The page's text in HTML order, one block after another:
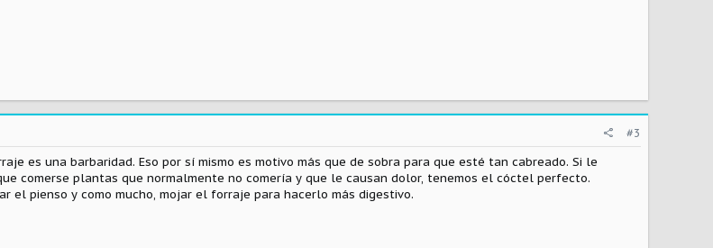
#3
es una barbaridad. Eso por sí mismo es motivo más que de sobra para que esté tan cabreado. Si le
comerse plantas que normalmente no comería y que le causan dolor, tenemos el cóctel perfecto.
el pienso y como mucho, mojar el forraje para hacerlo más digestivo.